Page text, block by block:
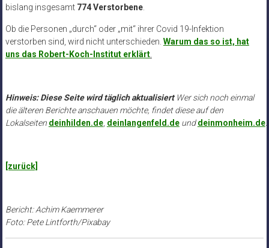
bislang insgesamt 774 Verstorbene.
Ob die Personen „durch“ oder „mit“ ihrer Covid 19-Infektion
verstorben sind, wird nicht unterschieden. Warum das so ist, hat
uns das Robert-Koch-Institut erklärt.
Hinweis: Diese Seite wird täglich aktualisiert Wer sich noch einmal
die älteren Berichte anschauen möchte, findet diese auf den
Lokalseiten deinhilden.de, deinlangenfeld.deunddeinmonheim.de.
[zurück]
Bericht: Achim Kaemmerer
Foto: Pete Lintforth/Pixabay